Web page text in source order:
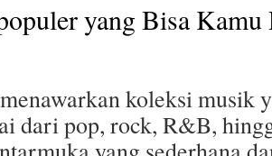
yang Bisa Kamu
koleksi musik
dari pop, rock, R&B,